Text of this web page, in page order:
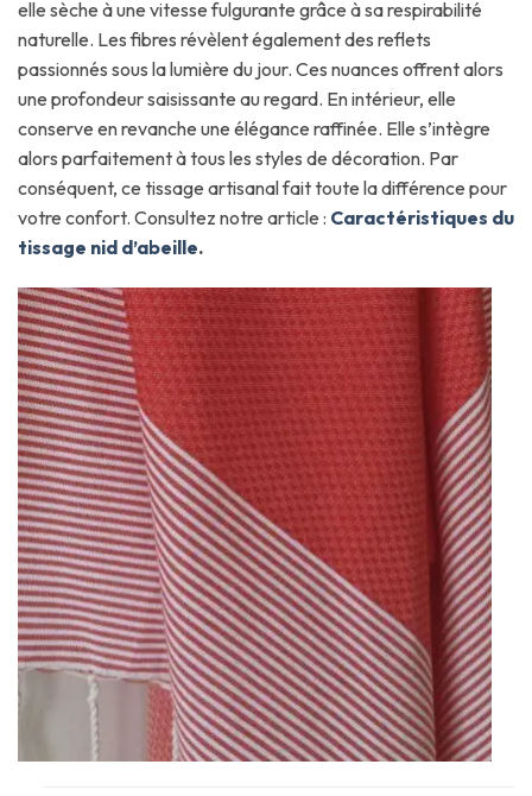
elle sèche à une vitesse fulgurante grâce à sa respirabilité
naturelle. Les fibres révèlent également des reflets
passionnés sous la lumière du jour. Ces nuances offrent alors
une profondeur saisissante au regard. En intérieur, elle
conserve en revanche une élégance raffinée. Elle s’intègre
alors parfaitement à tous les styles de décoration. Par
conséquent, ce tissage artisanal fait toute la différence pour
votre confort. Consultez notre article : Caractéristiques du
tissage nid d’abeille.